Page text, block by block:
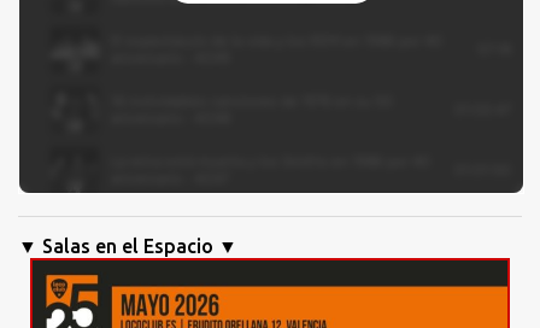
▼ Salas en el Espacio ▼